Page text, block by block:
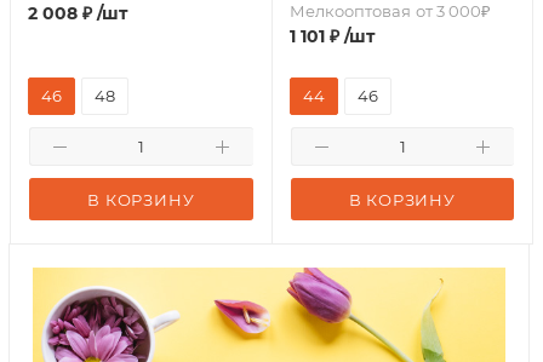
2 008 ₽ /шт
В КОРЗИНУ
46 48
Мелкооптовая от 3 000₽
1 101₽ /шт
В КОРЗИНУ
44 46